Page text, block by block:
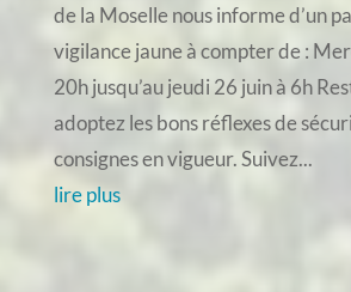
de la Moselle nous informe d’un
vigilance jaune à compter de :
20h jusqu’au jeudi 26 juin à 6h
adoptez les bons réflexes de
consignes en vigueur. Suivez...
lire plus